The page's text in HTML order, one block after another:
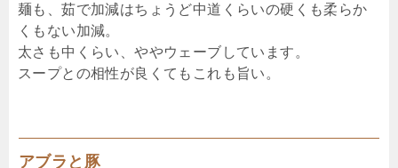
麺も、茹で加減はちょうど中道くらいの硬くも柔らか
くもない加減。
太さも中くらい、ややウェーブしています。
スープとの相性が良くてもこれも旨い。
アブラと豚